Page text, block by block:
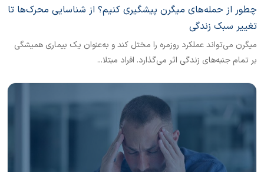
چطور از حمله‌های میگرن پیشگیری کنیم؟ از شناسایی محرک‌ها تا
تغییر سبک زندگی
میگرن می‌تواند عملکرد روزمره را مختل ‌کند و به‌عنوان یک بیماری همیشگی
بر تمام جنبه‌های زندگی اثر می‌گذارد. افراد مبتلا...